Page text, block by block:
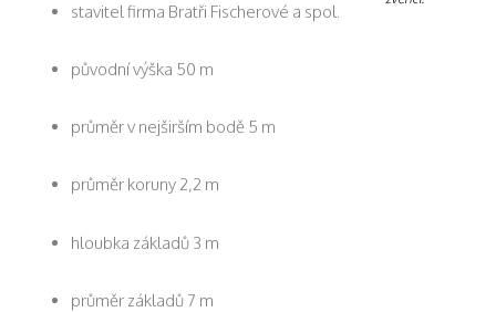
stavitel firma Bratři Fischerové a spol.
původní výška 50 m
průměr v nejširším bodě 5 m
průměr koruny 2,2 m
hloubka základů 3 m
průměr základů 7 m